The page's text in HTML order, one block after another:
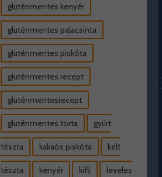
gluténmentes kenyér
gluténmentes palacsinta
gluténmentes piskóta
gluténmentes recept
gluténmentesrecept
gluténmentes torta gyúrt
tészta kakaós piskóta kelt
tészta kenyér kifli leveles